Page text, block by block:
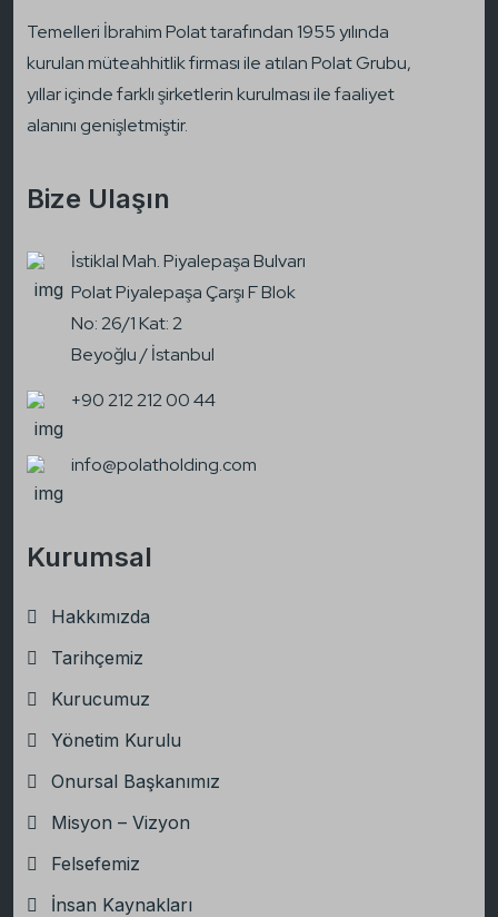
Temelleri İbrahim Polat tarafından 1955 yılında
kurulan müteahhitlik firması ile atılan Polat Grubu,
yıllar içinde farklı şirketlerin kurulması ile faaliyet
alanını genişletmiştir.
Bize Ulaşın
İstiklal Mah. Piyalepaşa Bulvarı
Polat Piyalepaşa Çarşı F Blok
No: 26/1 Kat: 2
Beyoğlu / İstanbul
+90 212 212 00 44
info@polatholding.com
Kurumsal
Hakkımızda
Tarihçemiz
Kurucumuz
Yönetim Kurulu
Onursal Başkanımız
Misyon – Vizyon
Felsefemiz
İnsan Kaynakları